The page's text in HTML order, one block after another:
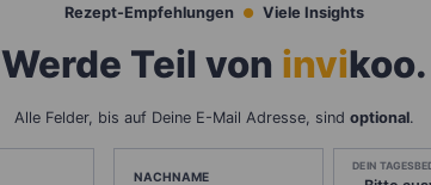
Rezept-Empfehlungen Viele Insights
Werde Teil von invikoo.
Alle Felder, bis auf Deine E-Mail Adresse, sind optional.
NACHNAME
DEIN